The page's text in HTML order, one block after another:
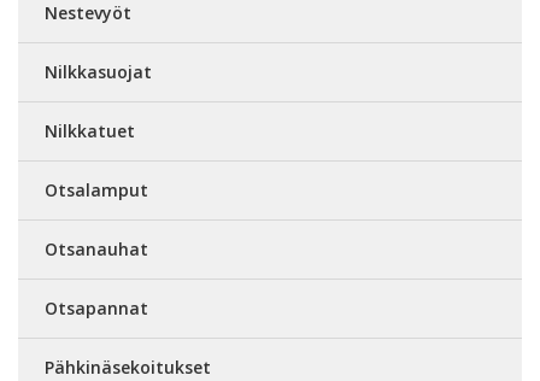
Nestevyöt
Nilkkasuojat
Nilkkatuet
Otsalamput
Otsanauhat
Otsapannat
Pähkinäsekoitukset